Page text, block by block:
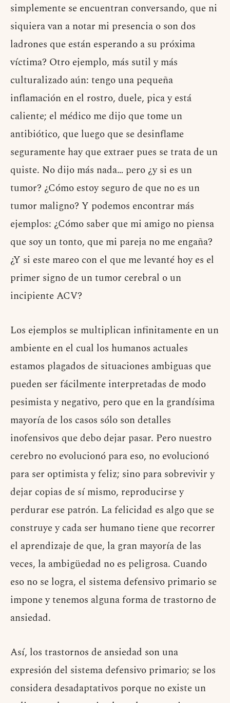
simplemente se encuentran conversando, que ni
siquiera van a notar mi presencia o son dos
ladrones que están esperando a su próxima
víctima? Otro ejemplo, más sutil y más
culturalizado aún: tengo una pequeña
inflamación en el rostro, duele, pica y está
caliente; el médico me dijo que tome un
antibiótico, que luego que se desinflame
seguramente hay que extraer pues se trata de un
quiste. No dijo más nada… pero ¿y si es un
tumor? ¿Cómo estoy seguro de que no es un
tumor maligno? Y podemos encontrar más
ejemplos: ¿Cómo saber que mi amigo no piensa
que soy un tonto, que mi pareja no me engaña?
¿Y si este mareo con el que me levanté hoy es el
primer signo de un tumor cerebral o un
incipiente ACV?
Los ejemplos se multiplican infinitamente en un
ambiente en el cual los humanos actuales
estamos plagados de situaciones ambiguas que
pueden ser fácilmente interpretadas de modo
pesimista y negativo, pero que en la grandísima
mayoría de los casos sólo son detalles
inofensivos que debo dejar pasar. Pero nuestro
cerebro no evolucionó para eso, no evolucionó
para ser optimista y feliz; sino para sobrevivir y
dejar copias de sí mismo, reproducirse y
perdurar ese patrón. La felicidad es algo que se
construye y cada ser humano tiene que recorrer
el aprendizaje de que, la gran mayoría de las
veces, la ambigüedad no es peligrosa. Cuando
eso no se logra, el sistema defensivo primario se
impone y tenemos alguna forma de trastorno de
ansiedad.
Así, los trastornos de ansiedad son una
expresión del sistema defensivo primario; se los
considera desadaptativos porque no existe un